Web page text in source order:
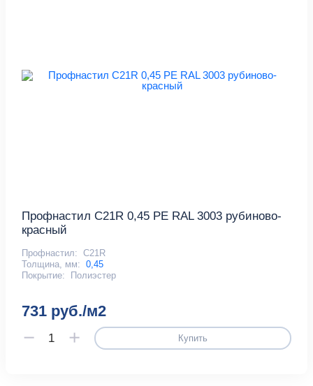
Профнастил С21R 0,45 PE RAL 3003 рубиново-
красный
Профнастил: С21R
Толщина, мм: 0,45
Покрытие:
Полиэстер
731 руб./м2
Купить